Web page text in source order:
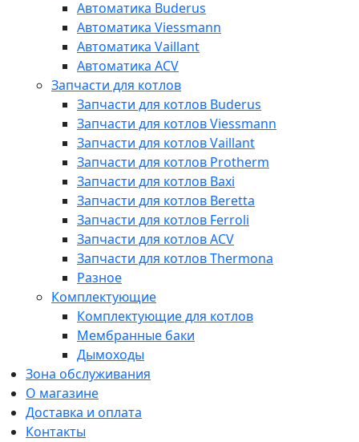
Автоматика Buderus
Автоматика Viessmann
Автоматика Vaillant
Автоматика ACV
Запчасти для котлов
Запчасти для котлов Buderus
Запчасти для котлов Viessmann
Запчасти для котлов Vaillant
Запчасти для котлов Protherm
Запчасти для котлов Baxi
Запчасти для котлов Beretta
Запчасти для котлов Ferroli
Запчасти для котлов ACV
Запчасти для котлов Thermona
Разное
Комплектующие
Комплектующие для котлов
Мембранные баки
Дымоходы
Зона обслуживания
О магазине
Доставка и оплата
Контакты